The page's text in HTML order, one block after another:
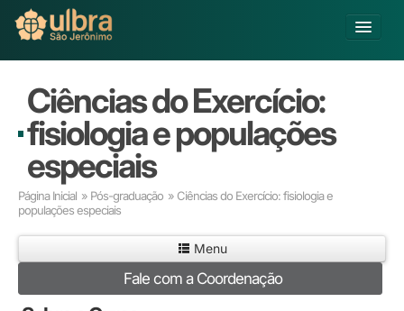
Buscar
Já sou Aluno
Matricule-se
Educação Básica
Graduação
Pós-graduação
Educação a Distância
Pesquisa
Ciências do Exercício:
fisiologia e populações
especiais
Página Inicial » Pós-graduação » Ciências do Exercício: fisiologia e
populações especiais
Menu
Fale com a Coordenação